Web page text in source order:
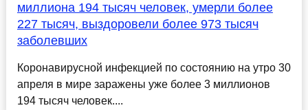
миллиона 194 тысяч человек, умерли более
227 тысяч, выздоровели более 973 тысяч
заболевших
Коронавирусной инфекцией по состоянию на утро 30
апреля в мире заражены уже более 3 миллионов
194 тысяч человек....